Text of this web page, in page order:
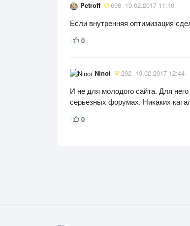
Petroff 698 19.02.2017 11:10
Если внутренняя оптимизация
0
Ninoi 292 19.02.2017 12:44
И не для молодого сайта. Для
серьезных форумах. Никаких
0